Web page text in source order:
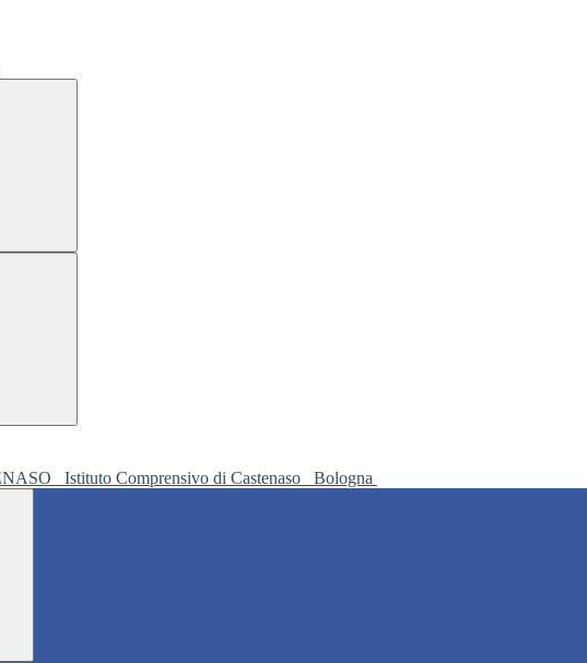
Istituto Comprensivo di Castenaso Bologna